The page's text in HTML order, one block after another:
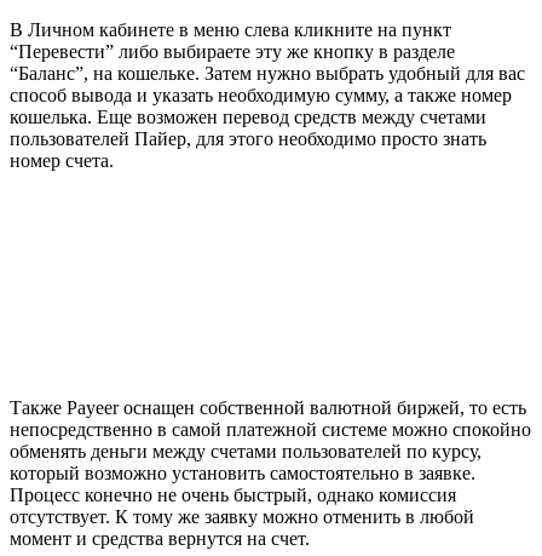
В Личном кабинете в меню слева кликните на пункт
“Перевести” либо выбираете эту же кнопку в разделе
“Баланс”, на кошельке. Затем нужно выбрать удобный для вас
способ вывода и указать необходимую сумму, а также номер
кошелька. Еще возможен перевод средств между счетами
пользователей Пайер, для этого необходимо просто знать
номер счета.
Также Payeer оснащен собственной валютной биржей, то есть
непосредственно в самой платежной системе можно спокойно
обменять деньги между счетами пользователей по курсу,
который возможно установить самостоятельно в заявке.
Процесс конечно не очень быстрый, однако комиссия
отсутствует. К тому же заявку можно отменить в любой
момент и средства вернутся на счет.